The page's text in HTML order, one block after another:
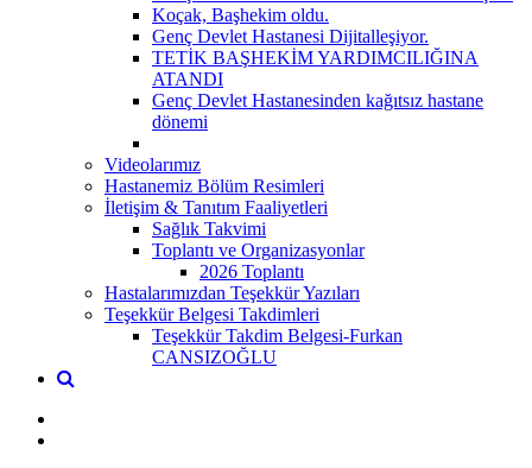
Koçak, Başhekim oldu.
Genç Devlet Hastanesi Dijitalleşiyor.
TETİK BAŞHEKİM YARDIMCILIĞINA
ATANDI
Genç Devlet Hastanesinden kağıtsız hastane
dönemi
Videolarımız
Hastanemiz Bölüm Resimleri
İletişim & Tanıtım Faaliyetleri
Sağlık Takvimi
Toplantı ve Organizasyonlar
2026 Toplantı
Hastalarımızdan Teşekkür Yazıları
Teşekkür Belgesi Takdimleri
Teşekkür Takdim Belgesi-Furkan
CANSIZOĞLU